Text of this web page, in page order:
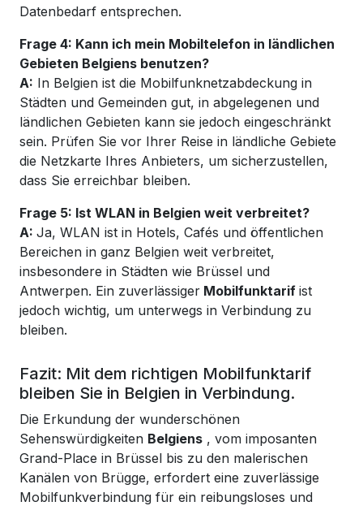
Datenbedarf entsprechen.
Frage 4: Kann ich mein Mobiltelefon in ländlichen
Gebieten Belgiens benutzen?
A: In Belgien ist die Mobilfunknetzabdeckung in
Städten und Gemeinden gut, in abgelegenen und
ländlichen Gebieten kann sie jedoch eingeschränkt
sein. Prüfen Sie vor Ihrer Reise in ländliche Gebiete
die Netzkarte Ihres Anbieters, um sicherzustellen,
dass Sie erreichbar bleiben.
Frage 5: Ist WLAN in Belgien weit verbreitet?
A: Ja, WLAN ist in Hotels, Cafés und öffentlichen
Bereichen in ganz Belgien weit verbreitet,
insbesondere in Städten wie Brüssel und
Antwerpen. Ein zuverlässiger Mobilfunktarif ist
jedoch wichtig, um unterwegs in Verbindung zu
bleiben.
Fazit: Mit dem richtigen Mobilfunktarif
bleiben Sie in Belgien in Verbindung.
Die Erkundung der wunderschönen
Sehenswürdigkeiten Belgiens , vom imposanten
Grand-Place in Brüssel bis zu den malerischen
Kanälen von Brügge, erfordert eine zuverlässige
Mobilfunkverbindung für ein reibungsloses und